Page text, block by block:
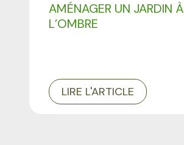
AMÉNAGER UN JARDIN À
L’OMBRE
LIRE L'ARTICLE